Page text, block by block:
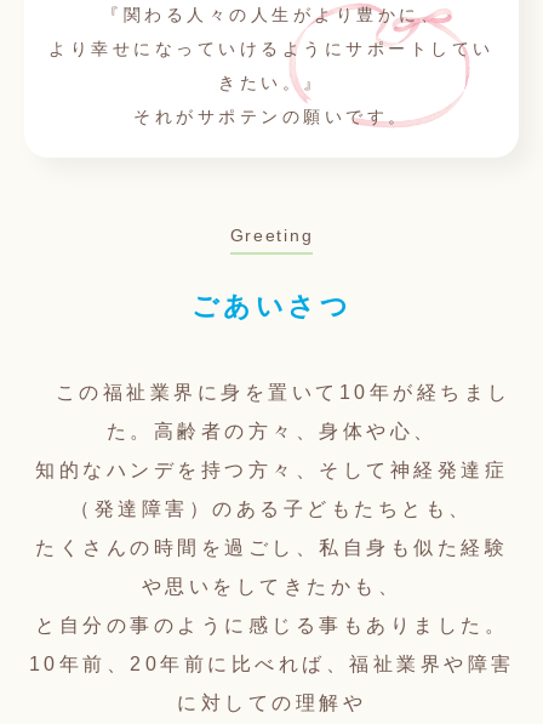
『関わる人々の人生がより豊かに、
より幸せになっていけるようにサポートしてい
きたい。』
それがサポテンの願いです。
Greeting
ごあいさつ
この福祉業界に身を置いて10年が経ちまし
た。高齢者の方々、身体や心、
知的なハンデを持つ方々、そして神経発達症
（発達障害）のある子どもたちとも、
たくさんの時間を過ごし、私自身も似た経験
や思いをしてきたかも、
と自分の事のように感じる事もありました。
10年前、20年前に比べれば、福祉業界や障害
に対しての理解や